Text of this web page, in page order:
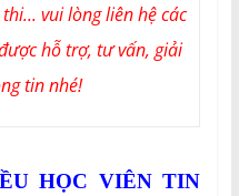
vui lòng liên hệ các
hỗ trợ, tư vấn, giải
tin nhé!
HỌC VIÊN TIN